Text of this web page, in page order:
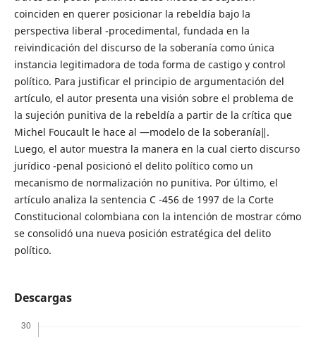
coinciden en querer posicionar la rebeldía bajo la
perspectiva liberal -procedimental, fundada en la
reivindicación del discurso de la soberanía como única
instancia legitimadora de toda forma de castigo y control
político. Para justificar el principio de argumentación del
artículo, el autor presenta una visión sobre el problema de
la sujeción punitiva de la rebeldía a partir de la crítica que
Michel Foucault le hace al ―modelo de la soberanía‖.
Luego, el autor muestra la manera en la cual cierto discurso
jurídico -penal posicionó el delito político como un
mecanismo de normalización no punitiva. Por último, el
artículo analiza la sentencia C -456 de 1997 de la Corte
Constitucional colombiana con la intención de mostrar cómo
se consolidó una nueva posición estratégica del delito
político.
Descargas